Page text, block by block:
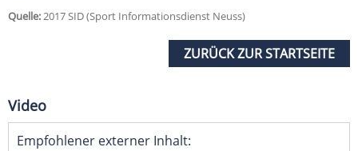
Quelle:2017 SID (Sport Informationsdienst Neuss)
ZURÜCK ZUR STARTSEITE
Video
Empfohlener externer Inhalt: